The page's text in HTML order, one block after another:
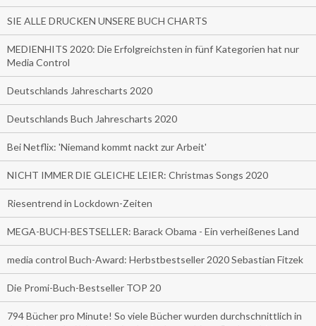
SIE ALLE DRUCKEN UNSERE BUCH CHARTS
MEDIENHITS 2020: Die Erfolgreichsten in fünf Kategorien hat nur
Media Control
Deutschlands Jahrescharts 2020
Deutschlands Buch Jahrescharts 2020
Bei Netflix: 'Niemand kommt nackt zur Arbeit'
NICHT IMMER DIE GLEICHE LEIER: Christmas Songs 2020
Riesentrend in Lockdown-Zeiten
MEGA-BUCH-BESTSELLER: Barack Obama - Ein verheißenes Land
media control Buch-Award: Herbstbestseller 2020 Sebastian Fitzek
Die Promi-Buch-Bestseller TOP 20
794 Bücher pro Minute! So viele Bücher wurden durchschnittlich in